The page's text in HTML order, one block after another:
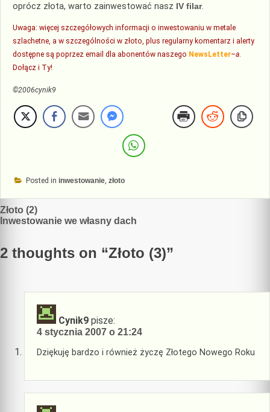
oprócz złota, warto zainwestować nasz IV filar.
Uwaga: więcej szczegółowych informacji o inwestowaniu w metale
szlachetne, a w szczególności w złoto, plus regularny komentarz i alerty
dostępne są poprzez email dla abonentów naszego NewsLetter–a.
Dołącz i Ty!
©2006cynik9
Posted in inwestowanie, złoto
Nawigacja
wpisu
Złoto (2)
Inwestowanie we własny dach
2 thoughts on “Złoto (3)”
Cynik9 pisze:
4 stycznia 2007 o 21:24
Dziękuję bardzo i również życzę Złotego Nowego Roku